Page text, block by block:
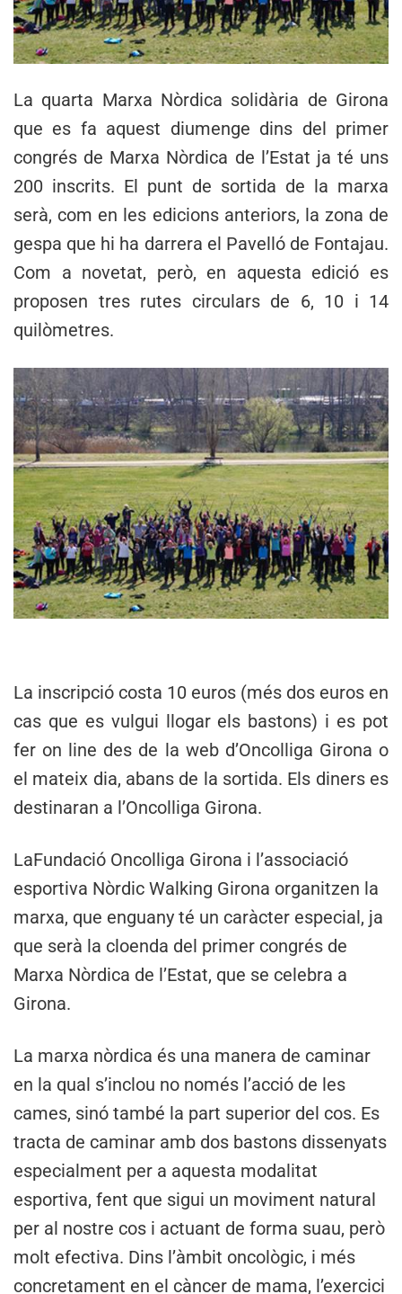
La quarta Marxa Nòrdica solidària de Girona
que es fa aquest diumenge dins del primer
congrés de Marxa Nòrdica de l’Estat ja té uns
200 inscrits. El punt de sortida de la marxa
serà, com en les edicions anteriors, la zona de
gespa que hi ha darrera el Pavelló de Fontajau.
Com a novetat, però, en aquesta edició es
proposen tres rutes circulars de 6, 10 i 14
quilòmetres.
La inscripció costa 10 euros (més dos euros en
cas que es vulgui llogar els bastons) i es pot
fer on line des de la web d’Oncolliga Girona o
el mateix dia, abans de la sortida. Els diners es
destinaran a l’Oncolliga Girona.
LaFundació Oncolliga Girona i l’associació
esportiva Nòrdic Walking Girona organitzen la
marxa, que enguany té un caràcter especial, ja
que serà la cloenda del primer congrés de
Marxa Nòrdica de l’Estat, que se celebra a
Girona.
La marxa nòrdica és una manera de caminar
en la qual s’inclou no només l’acció de les
cames, sinó també la part superior del cos. Es
tracta de caminar amb dos bastons dissenyats
especialment per a aquesta modalitat
esportiva, fent que sigui un moviment natural
per al nostre cos i actuant de forma suau, però
molt efectiva. Dins l’àmbit oncològic, i més
concretament en el càncer de mama, l’exercici